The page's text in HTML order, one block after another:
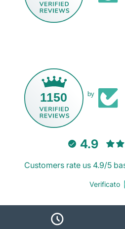
1150 by
4.9
Customers rate us 4.9/5
Verificato